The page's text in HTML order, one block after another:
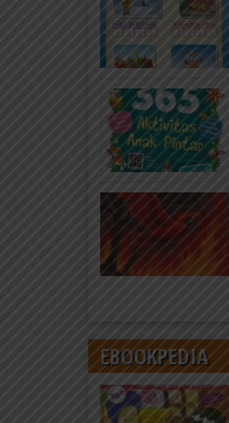
EBOOKPEDIA